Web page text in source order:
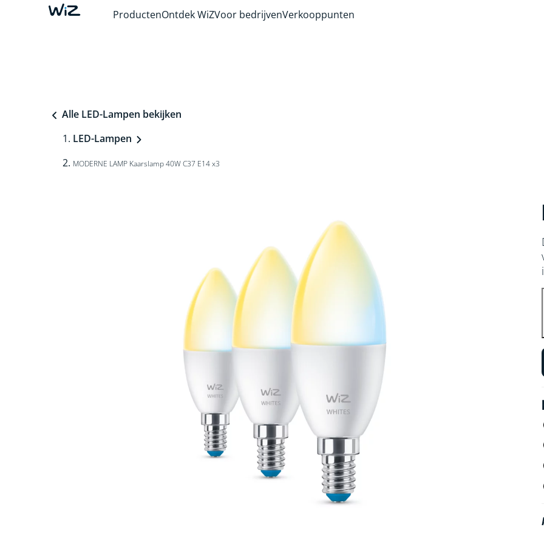
ProductenOntdek WiZVoor bedrijvenVerkooppunten
Alle LED-Lampen bekijken
LED-Lampen
MODERNE LAMP Kaarslamp 40W C37 E14 x3